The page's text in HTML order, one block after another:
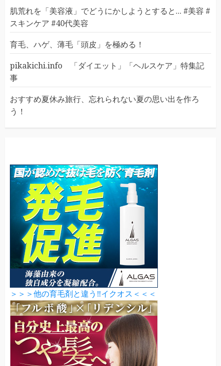
肌荒れを「美容液」でどうにかしようとすると... #美容 #
スキンケア #40代美容
育毛、ハゲ、薄毛「頭皮」を極める！
pikakichi.info 「ダイエット」「ヘルスケア」特集記
事
おすすめ夏休み旅行、忘れられない夏の思い出を作ろ
う！
＞＞＞他の育毛剤と違う‼イクオス＜＜＜